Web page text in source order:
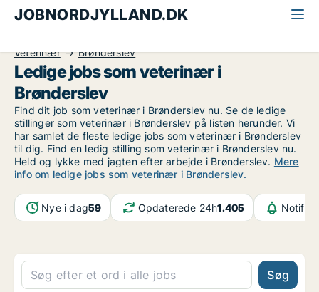
JOBNORDJYLLAND.DK
Veterinær
Brønderslev
Ledige jobs som veterinær i
Brønderslev
Find dit job som veterinær i Brønderslev nu. Se de ledige
stillinger som veterinær i Brønderslev på listen herunder. Vi
har samlet de fleste ledige jobs som veterinær i Brønderslev
til dig. Find en ledig stilling som veterinær i Brønderslev nu.
Held og lykke med jagten efter arbejde i Brønderslev. Mere
info om ledige jobs som veterinær i Brønderslev.
Nye i dag59 Opdaterede 24h1.405
Søg